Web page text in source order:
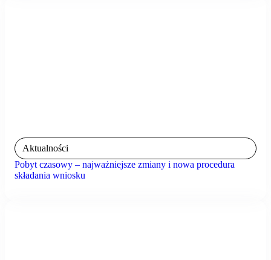
Aktualności
Pobyt czasowy – najważniejsze zmiany i nowa procedura
składania wniosku